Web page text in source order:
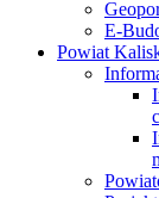
E-
Powiat